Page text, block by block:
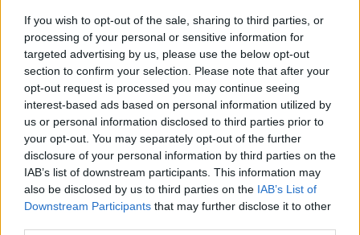
If you wish to opt-out of the sale, sharing to third parties, or
processing of your personal or sensitive information for
targeted advertising by us, please use the below opt-out
section to confirm your selection. Please note that after your
opt-out request is processed you may continue seeing
interest-based ads based on personal information utilized by
us or personal information disclosed to third parties prior to
your opt-out. You may separately opt-out of the further
disclosure of your personal information by third parties on the
IAB’s list of downstream participants. This information may
also be disclosed by us to third parties on the IAB’s List of
Downstream Participants that may further disclose it to other
βλάβη